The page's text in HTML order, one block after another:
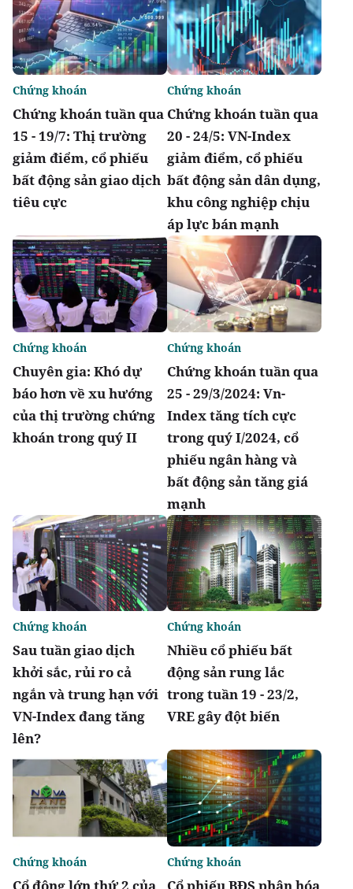
Chứng khoán tuần qua
15 - 19/7: Thị trường
giảm điểm, cổ phiếu
bất động sản giao dịch
tiêu cực
Chứng khoán
Chứng khoán tuần qua
20 - 24/5: VN-Index
giảm điểm, cổ phiếu
bất động sản dân dụng,
khu công nghiệp chịu
áp lực bán mạnh
Chứng khoán
Chuyên gia: Khó dự
báo hơn về xu hướng
của thị trường chứng
khoán trong quý II
Chứng khoán
Chứng khoán tuần qua
25 - 29/3/2024: Vn-
Index tăng tích cực
trong quý I/2024, cổ
phiếu ngân hàng và
bất động sản tăng giá
mạnh
Chứng khoán
Sau tuần giao dịch
khởi sắc, rủi ro cả
ngắn và trung hạn với
VN-Index đang tăng
lên?
Chứng khoán
Nhiều cổ phiếu bất
động sản rung lắc
trong tuần 19 - 23/2,
VRE gây đột biến
Chứng khoán
Cổ đông lớn thứ 2 của
Chứng khoán
Cổ phiếu BĐS phân hóa
Chứng khoán